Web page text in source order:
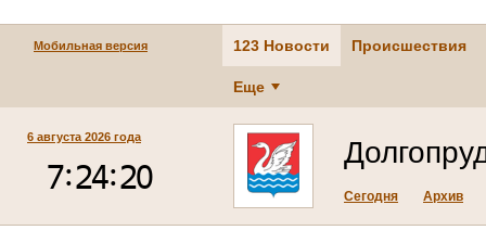
Мобильная версия 123 Новости Происшествия
Еще
6 августа 2026 года
Сегодня Архив